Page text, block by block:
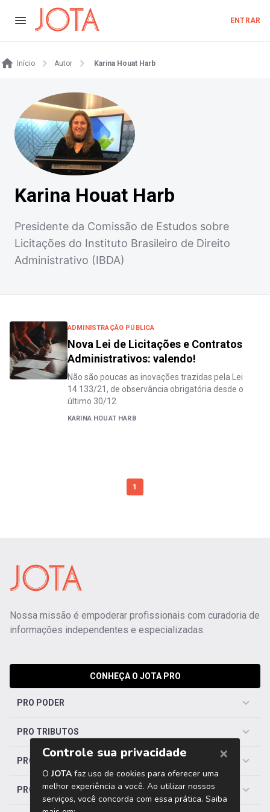
ENTRAR
Início Autor Karina Houat Harb
Karina Houat Harb
Presidente da Comissão de Estudos sobre
Licitações do Instituto Brasileiro de Direito
Administrativo (IBDA)
ADMINISTRAÇÃO PÚBLICA
Nova Lei de Licitações e Contratos
Administrativos: valendo!
Não são poucas as inovações trazidas pela Lei
14.133/21, de observância obrigatória desde o
último 30/12
KARINA HOUAT HARB
1
Nossa missão é empoderar profissionais com curadoria de
informações independentes e especializadas.
CONHEÇA O JOTA PRO
PRO PODER
PRO TRIBUTOS
PRO TRABALHISTA
PRO SAÚDE